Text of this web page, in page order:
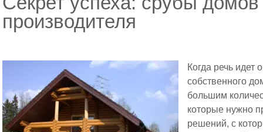
производителя
Когда речь идет
собственного
большим
которые нужно
решений, с